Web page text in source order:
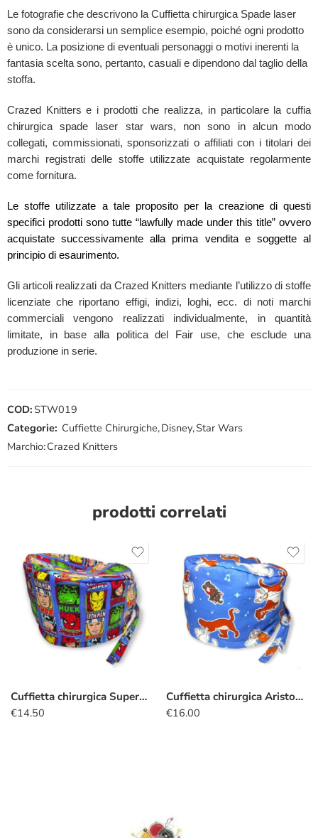
Le fotografie che descrivono la Cuffietta chirurgica Spade laser
sono da considerarsi un semplice esempio, poiché ogni prodotto
è unico. La posizione di eventuali personaggi o motivi inerenti la
fantasia scelta sono, pertanto, casuali e dipendono dal taglio della
stoffa.
Crazed Knitters e i prodotti che realizza, in particolare la cuffia
chirurgica spade laser star wars, non sono in alcun modo
collegati, commissionati, sponsorizzati o affiliati con i titolari dei
marchi registrati delle stoffe utilizzate acquistate regolarmente
come fornitura.
Le stoffe utilizzate a tale proposito per la creazione di questi
specifici prodotti sono tutte “lawfully made under this title” ovvero
acquistate successivamente alla prima vendita e soggette al
principio di esaurimento.
Gli articoli realizzati da Crazed Knitters mediante l’utilizzo di stoffe
licenziate che riportano effigi, indizi, loghi, ecc. di noti marchi
commerciali vengono realizzati individualmente, in quantità
limitate, in base alla politica del Fair use, che esclude una
produzione in serie.
COD: STW019
Categorie: Cuffiette Chirurgiche,Disney,Star Wars
Marchio:Crazed Knitters
prodotti correlati
Cuffietta chirurgica Supereroi badge blu
€14.50
Cuffietta chirurgica Aristogatti Duchessa Romeo
€16.00